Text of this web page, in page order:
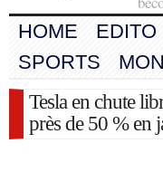
HOME EDITO
SPORTS
Tesla en chute
près de 50 % en